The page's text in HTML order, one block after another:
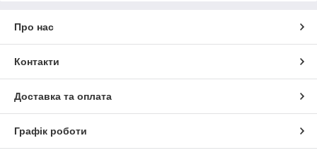
Про нас
Контакти
Доставка та оплата
Графік роботи